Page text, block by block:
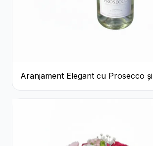
Aranjament Elegant cu Prosecco și
Flori Galbene.